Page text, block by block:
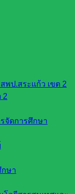
พป.สระแก้ว เขต 2
2
จัดการศึกษา
ษา